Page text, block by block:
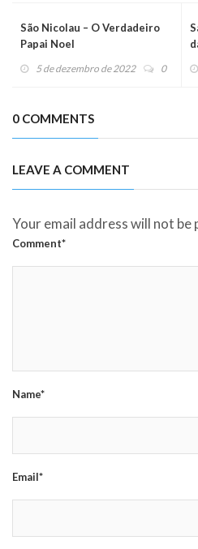
São Nicolau – O Verdadeiro
Papai Noel
5 de dezembro de 2022 0
0 COMMENTS
LEAVE A COMMENT
Your email address will not be
Comment*
Name*
Email*